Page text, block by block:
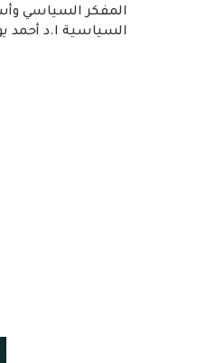
المفكر السياسي
السياسية ا.د أحمد